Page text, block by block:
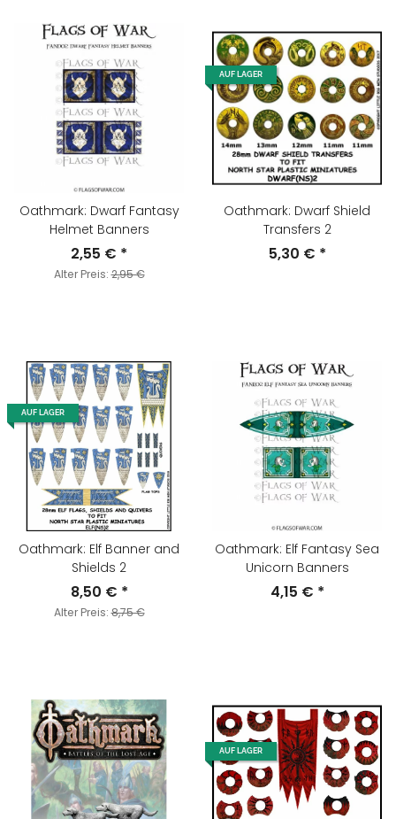
Oathmark: Dwarf Fantasy
Helmet Banners
2,55 € *
Alter Preis:2,95 €
AUF LAGER
Oathmark: Dwarf Shield
Transfers 2
5,30 € *
AUF LAGER
Oathmark: Elf Banner and
Shields 2
8,50 € *
Alter Preis:8,75 €
Oathmark: Elf Fantasy Sea
Unicorn Banners
4,15 € *
AUF LAGER